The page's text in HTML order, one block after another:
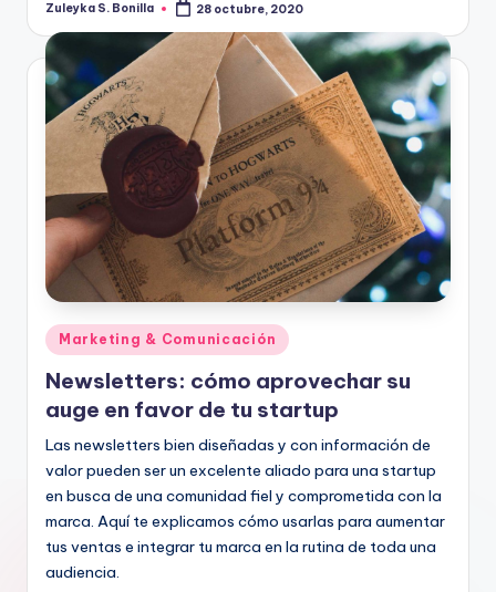
Publicado
Zuleyka S. Bonilla 28 octubre, 2020
Publicado
en
Marketing & Comunicación
Newsletters: cómo aprovechar su
auge en favor de tu startup
Las newsletters bien diseñadas y con información de
valor pueden ser un excelente aliado para una startup
en busca de una comunidad fiel y comprometida con la
marca. Aquí te explicamos cómo usarlas para aumentar
tus ventas e integrar tu marca en la rutina de toda una
audiencia.